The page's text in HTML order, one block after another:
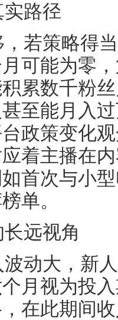
实路径
若策略得
可能为零
累数千粉
至能月入
政策变化
着主播在
首次与小
单。
远视角
动大，新
月视为投
在此期间